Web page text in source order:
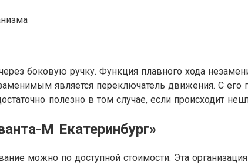
боковую ручку. Функция плавного хода
является переключатель движения. С
полезно в том случае, если происходит
М Екатеринбург»
можно по доступной стоимости. Эта